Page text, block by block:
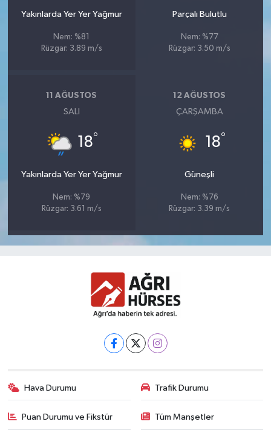
Yakınlarda Yer Yer Yağmur
Nem: %81
Rüzgar: 3.89 m/s
Parçalı Bulutlu
Nem: %77
Rüzgar: 3.50 m/s
11 AĞUSTOS
SALI
18°
Yakınlarda Yer Yer Yağmur
Nem: %79
Rüzgar: 3.61 m/s
12 AĞUSTOS
ÇARŞAMBA
18°
Güneşli
Nem: %76
Rüzgar: 3.39 m/s
Hava Durumu Trafik Durumu
Puan Durumu ve Fikstür Tüm Manşetler